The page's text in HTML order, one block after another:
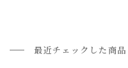
最近チェックした商品